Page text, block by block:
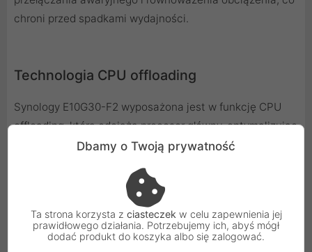
chroni przed spadkami wydajności.
Technologia CPU offloading
Synology E10G30-F2 wyposażona jest w funkcję CPU
offloading, która odciąża procesor główny, optymalizując
wydajność całego systemu. Dzięki tej technologii karta
stabilność systemu przy dużym obciążeniu.
Obsługiwane modele:
Dbamy o Twoją prywatność
Ta strona korzysta z ciasteczekw celu zapewnienia jej
prawidłowego działania. Potrzebujemy ich, abyś mógł
dodać produkt do koszyka albo się zalogować.